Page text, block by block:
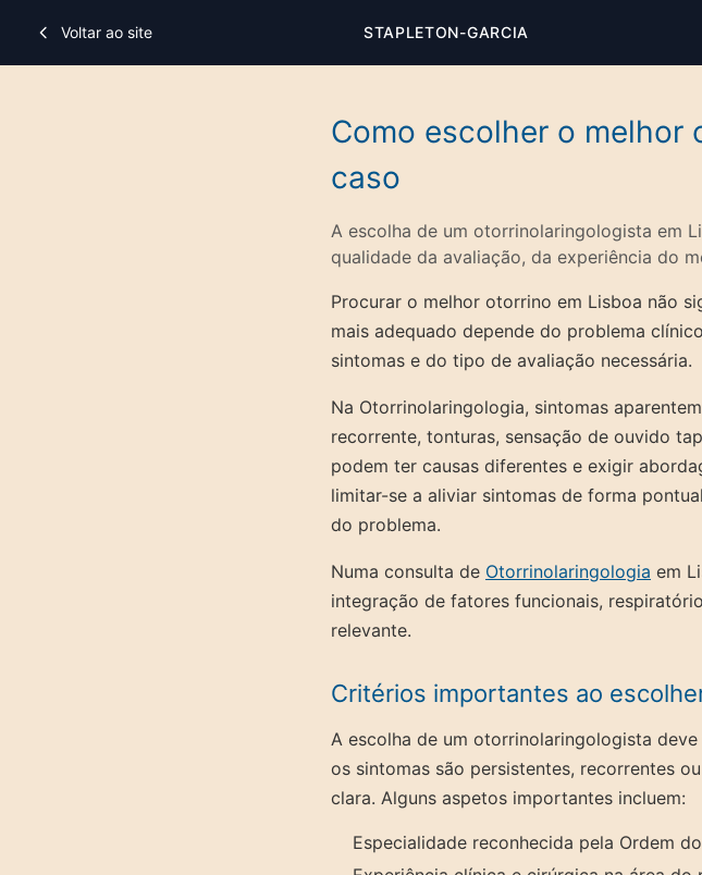
Voltar ao site STAPLETON-GARCIA
Como escolher o melhor
caso
A escolha de um otorrinolaringologista em
qualidade da avaliação, da experiência do
Procurar o melhor otorrino em Lisboa não
mais adequado depende do problema
sintomas e do tipo de avaliação necessária.
Na Otorrinolaringologia, sintomas
recorrente, tonturas, sensação de ouvido
podem ter causas diferentes e exigir
limitar-se a aliviar sintomas de forma
do problema.
Numa consulta de Otorrinolaringologia em
integração de fatores funcionais,
relevante.
Critérios importantes ao
A escolha de um otorrinolaringologista
os sintomas são persistentes, recorrentes
clara. Alguns aspetos importantes incluem:
Especialidade reconhecida pela Ordem